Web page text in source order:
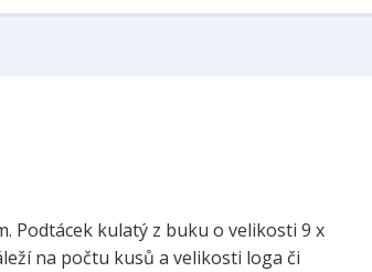
Podtácek kulatý z buku o velikosti 9 x
na počtu kusů a velikosti loga či